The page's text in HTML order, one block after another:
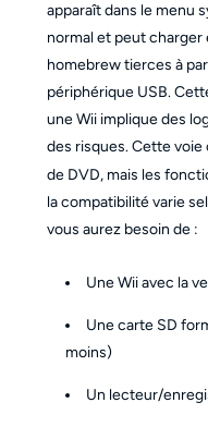
apparaît dans le menu
normal et peut
homebrew tierces à
périphérique USB.
une Wii implique des
des risques. Cette
de DVD, mais les
la compatibilité varie
vous aurez besoin de :
Une Wii avec la
Une carte SD
moins)
Un lecteur/